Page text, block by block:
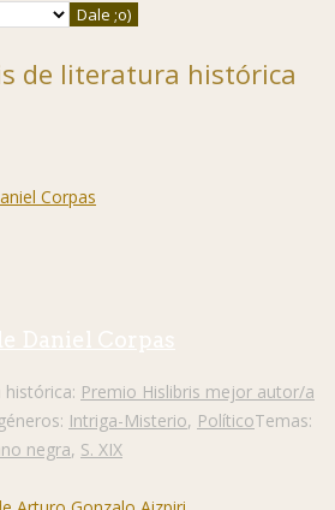
de literatura histórica
Daniel Corpas
histórica: Premio Hislibris mejor autor/a
Intriga-Misterio, PolíticoTemas:
negra, S. XIX